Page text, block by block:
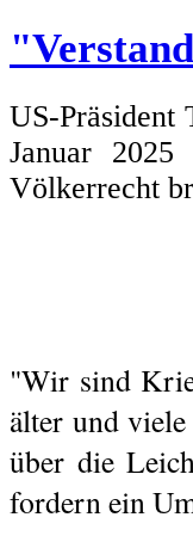
US-Präsident
Januar
Völkerrecht
"Wir sind
älter und
über die
fordern ein